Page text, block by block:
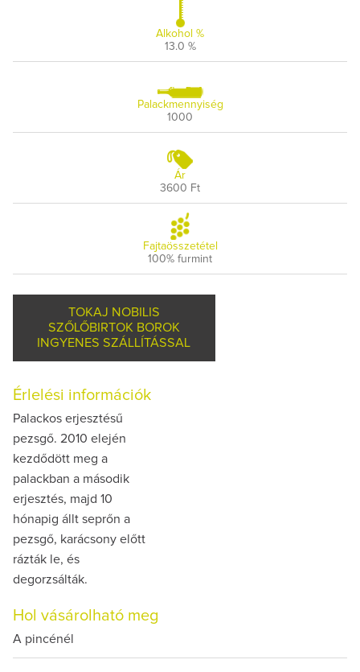
Alkohol %
13.0 %
Palackmennyiség
1000
Ár
3600 Ft
Fajtaösszetétel
100% furmint
TOKAJ NOBILIS
SZŐLŐBIRTOK BOROK
INGYENES SZÁLLÍTÁSSAL
Érlelési információk
Palackos erjesztésű
pezsgő. 2010 elején
kezdődött meg a
palackban a második
erjesztés, majd 10
hónapig állt seprőn a
pezsgő, karácsony előtt
rázták le, és
degorzsálták.
Hol vásárolható meg
A pincénél